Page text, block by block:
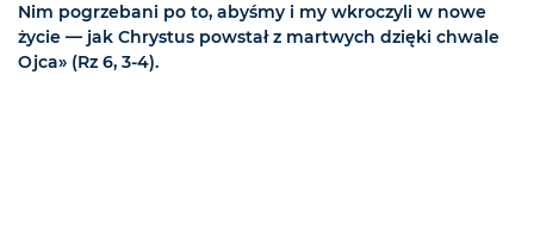
Nim pogrzebani po to, abyśmy i my wkroczyli w nowe
życie — jak Chrystus powstał z martwych dzięki chwale
Ojca» (Rz 6, 3-4).